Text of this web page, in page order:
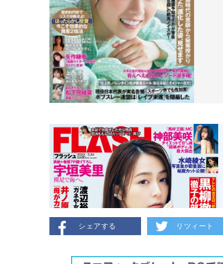
シェアする リツィート